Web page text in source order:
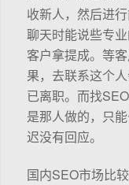
收新人，然后进
聊天时能说些专
客户拿提成。等
果，去联系这个
已离职。而找
是那人做的，只
迟没有回应。
国内SEO市场比